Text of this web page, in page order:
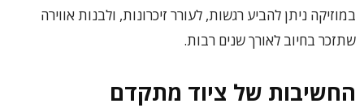
במוזיקה ניתן להביע רגשות, לעורר זיכרונות, ולבנות אווירה
שתזכר בחיוב לאורך שנים רבות.
החשיבות של ציוד מתקדם